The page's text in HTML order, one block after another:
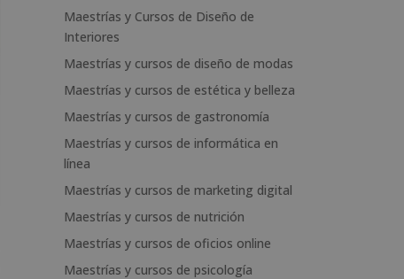
Maestrías y Cursos de Diseño de
Interiores
Maestrías y cursos de diseño de modas
Maestrías y cursos de estética y belleza
Maestrías y cursos de gastronomía
Maestrías y cursos de informática en
línea
Maestrías y cursos de marketing digital
Maestrías y cursos de nutrición
Maestrías y cursos de oficios online
Maestrías y cursos de psicología